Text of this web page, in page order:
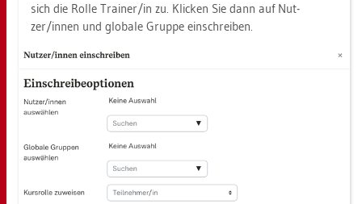
sich die Rolle Trai­ner/in zu. Kli­cken Sie dann auf Nut­
zer/innen und glo­ba­le Grup­pe ein­schrei­ben.